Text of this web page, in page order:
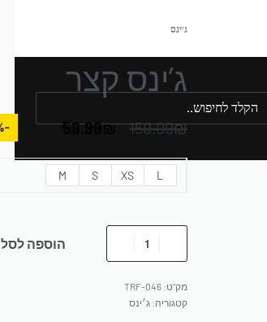
ג׳ינס
ג’ינס קצר
150.00₪
59.99₪
-60% OFF
L
XS
S
M
הוספה לסל
TRF-046
קטגוריה: ג׳ינס